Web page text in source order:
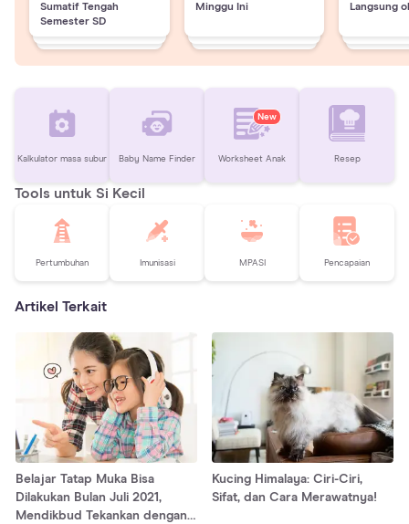
Sumatif Tengah
Semester SD
Minggu Ini
Langsung
Kalkulator masa subur Baby Name Finder
New
Worksheet Anak Resep
Tools untuk Si Kecil
Pertumbuhan Imunisasi MPASI Pencapaian
Artikel Terkait
Belajar Tatap Muka Bisa
Dilakukan Bulan Juli 2021,
Mendikbud Tekankan dengan
Kucing Himalaya: Ciri-Ciri,
Sifat, dan Cara Merawatnya!